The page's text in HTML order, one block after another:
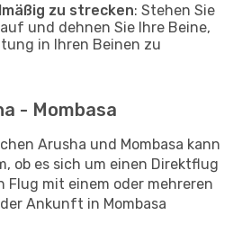
zu strecken: Stehen Sie
und dehnen Sie Ihre Beine,
in Ihren Beinen zu
- Mombasa
Arusha und Mombasa kann
ob es sich um einen Direktflug
Flug mit einem oder mehreren
Ankunft in Mombasa